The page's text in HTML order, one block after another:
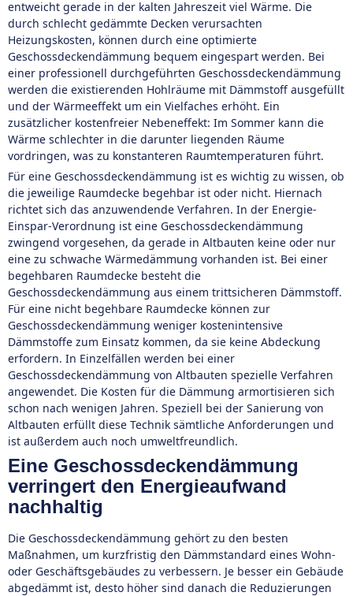
entweicht gerade in der kalten Jahreszeit viel Wärme. Die
durch schlecht gedämmte Decken verursachten
Heizungskosten, können durch eine optimierte
Geschossdeckendämmung bequem eingespart werden. Bei
einer professionell durchgeführten Geschossdeckendämmung
werden die existierenden Hohlräume mit Dämmstoff ausgefüllt
und der Wärmeeffekt um ein Vielfaches erhöht. Ein
zusätzlicher kostenfreier Nebeneffekt: Im Sommer kann die
Wärme schlechter in die darunter liegenden Räume
vordringen, was zu konstanteren Raumtemperaturen führt.
Für eine Geschossdeckendämmung ist es wichtig zu wissen, ob
die jeweilige Raumdecke begehbar ist oder nicht. Hiernach
richtet sich das anzuwendende Verfahren. In der Energie-
Einspar-Verordnung ist eine Geschossdeckendämmung
zwingend vorgesehen, da gerade in Altbauten keine oder nur
eine zu schwache Wärmedämmung vorhanden ist. Bei einer
begehbaren Raumdecke besteht die
Geschossdeckendämmung aus einem trittsicheren Dämmstoff.
Für eine nicht begehbare Raumdecke können zur
Geschossdeckendämmung weniger kostenintensive
Dämmstoffe zum Einsatz kommen, da sie keine Abdeckung
erfordern. In Einzelfällen werden bei einer
Geschossdeckendämmung von Altbauten spezielle Verfahren
angewendet. Die Kosten für die Dämmung armortisieren sich
schon nach wenigen Jahren. Speziell bei der Sanierung von
Altbauten erfüllt diese Technik sämtliche Anforderungen und
ist außerdem auch noch umweltfreundlich.
Eine Geschossdeckendämmung
verringert den Energieaufwand
nachhaltig
Die Geschossdeckendämmung gehört zu den besten
Maßnahmen, um kurzfristig den Dämmstandard eines Wohn-
oder Geschäftsgebäudes zu verbessern. Je besser ein Gebäude
abgedämmt ist, desto höher sind danach die Reduzierungen